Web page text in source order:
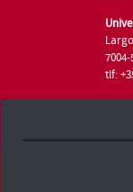
tlf: